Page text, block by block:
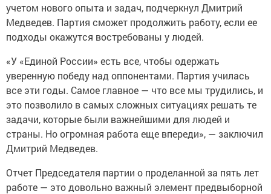
учетом нового опыта и задач, подчеркнул Дмитрий
Медведев. Партия сможет продолжить работу, если ее
подходы окажутся востребованы у людей.
«У «Единой России» есть все, чтобы одержать
уверенную победу над оппонентами. Партия училась
все эти годы. Самое главное — что все мы трудились, и
это позволило в самых сложных ситуациях решать те
задачи, которые были важнейшими для людей и
страны. Но огромная работа еще впереди», — заключил
Дмитрий Медведев.
Отчет Председателя партии о проделанной за пять лет
работе — это довольно важный элемент предвыборной